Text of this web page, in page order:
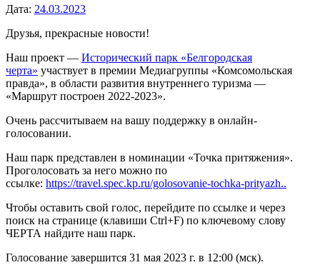
Дата: 24.03.2023
Друзья, прекрасные новости!
Наш проект — Исторический парк «Белгородская
черта» участвует в премии Медиагруппы «Комсомольская
правда», в области развития внутреннего туризма —
«Маршрут построен 2022-2023».
Очень рассчитываем на вашу поддержку в онлайн-
голосовании.
Наш парк представлен в номинации «Точка притяжения».
Проголосовать за него можно по
ссылке: https://travel.spec.kp.ru/golosovanie-tochka-prityazh..
Чтобы оставить свой голос, перейдите по ссылке и через
поиск на странице (клавиши Ctrl+F) по ключевому слову
ЧЕРТА найдите наш парк.
Голосование завершится 31 мая 2023 г. в 12:00 (мск).